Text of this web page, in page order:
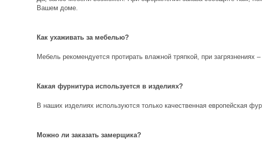
Вашем доме.
Как ухаживать за мебелью?
Мебель рекомендуется протирать влажной тряпкой, при
Какая фурнитура используется в изделиях?
В наших изделиях используются только качественная европейская
Можно ли заказать замерщика?